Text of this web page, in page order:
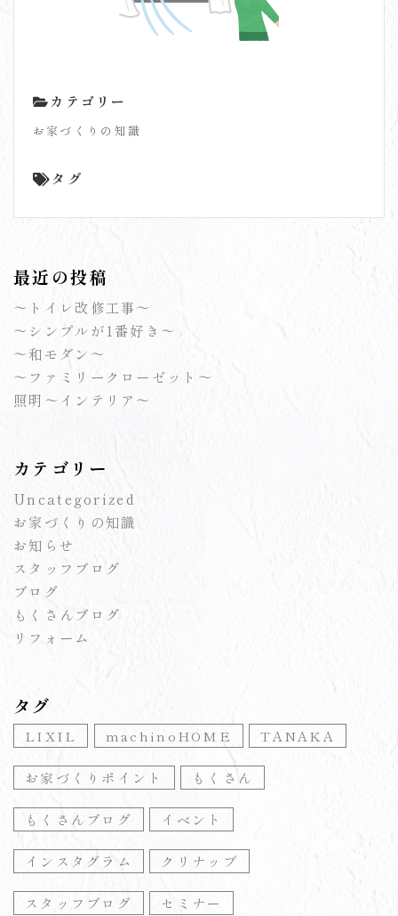
カテゴリー
お家づくりの知識
タグ
最近の投稿
～トイレ改修工事～
～シンプルが1番好き～
～和モダン～
～ファミリークローゼット～
照明～インテリア～
カテゴリー
Uncategorized
お家づくりの知識
お知らせ
スタッフブログ
ブログ
もくさんブログ
リフォーム
タグ
LIXIL machinoHOME TANAKA
お家づくりポイント もくさん
もくさんブログ イベント
インスタグラム クリナップ
スタッフブログ セミナー